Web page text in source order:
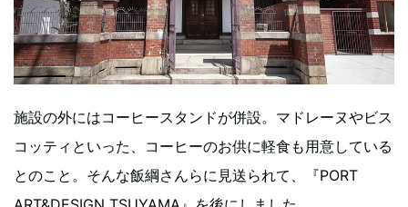
施設の外にはコーヒースタンドが併設。マドレーヌやビス
コッティといった、コーヒーのお供に軽食も用意している
とのこと。そんな飯綱さんらに見送られて、『PORT